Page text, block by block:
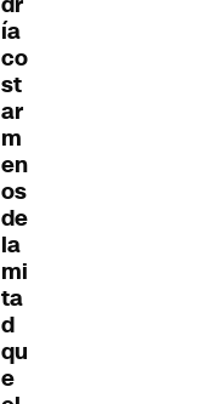
ía
co
st
ar
m
en
os
de
la
mi
ta
d
qu
e